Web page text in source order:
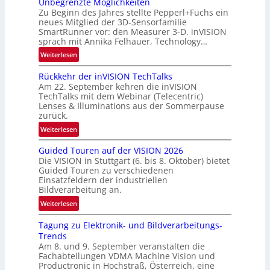
u
n
d
e
‘
Zu Beginn des Jahres stellte Pepperl+Fuchs ein
neues Mitglied der 3D-Sensorfamilie
SmartRunner vor: den Measurer 3-D. inVISION
sprach mit Annika Felhauer, Technology…
Weiterlesen:
U
n
b
e
g
r
e
z
t
e
M
ö
g
l
c
h
Rückkehr der inVISION TechTalks
Am 22. September kehren die inVISION
TechTalks mit dem Webinar (Telecentric)
Lenses & Illuminations aus der Sommerpause
zurück.
Weiterlesen:
R
ü
c
k
k
e
h
d
e
r
i
Guided Touren auf der VISION 2026
Die VISION in Stuttgart (6. bis 8. Oktober) bietet
Guided Touren zu verschiedenen
Einsatzfeldern der industriellen
Bildverarbeitung an.
Weiterlesen:
G
u
d
e
Tagung zu Elektronik- und Bildverarbeitungs-
Trends
Am 8. und 9. September veranstalten die
Fachabteilungen VDMA Machine Vision und
Productronic in Hochstraß, Österreich, eine